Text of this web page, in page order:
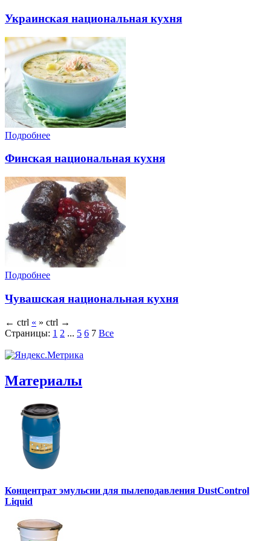
Украинская национальная кухня
Подробнее
Финская национальная кухня
Подробнее
Чувашская национальная кухня
← ctrl « » ctrl →
Страницы: 1 2 ... 5 6 7 Все
Материалы
Концентрат эмульсии для пылеподавления DustControl
Liquid